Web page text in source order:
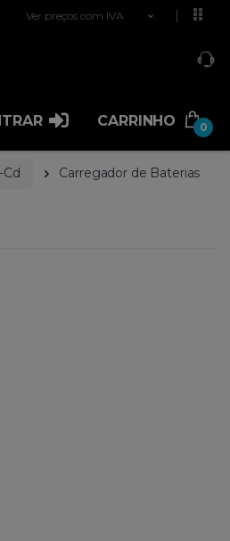
Ver preços com IVA
CARRINHO 0
Carregador de Baterias